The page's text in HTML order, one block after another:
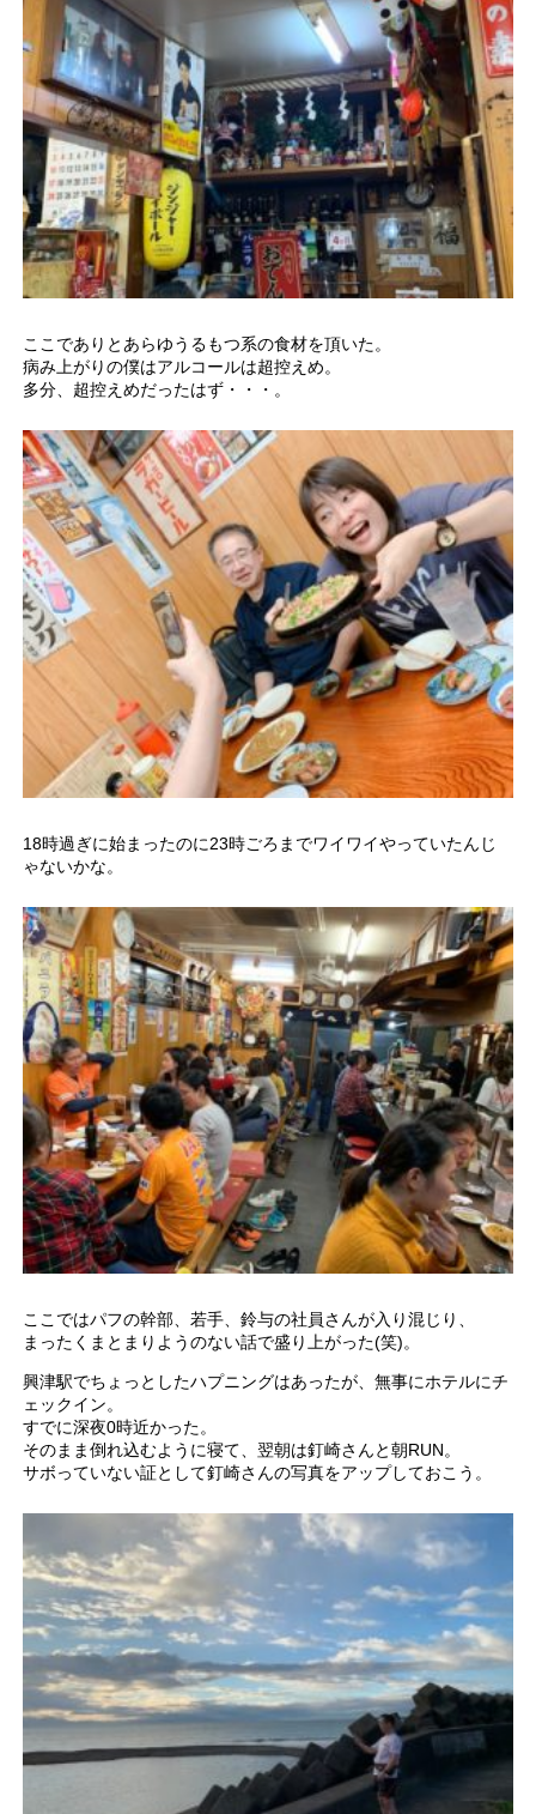
ここでありとあらゆうるもつ系の食材を頂いた。
病み上がりの僕はアルコールは超控えめ。
多分、超控えめだったはず・・・。
18時過ぎに始まったのに23時ごろまでワイワイやっていたんじ
ゃないかな。
ここではパフの幹部、若手、鈴与の社員さんが入り混じり、
まったくまとまりようのない話で盛り上がった(笑)。
興津駅でちょっとしたハプニングはあったが、無事にホテルにチ
ェックイン。
すでに深夜0時近かった。
そのまま倒れ込むように寝て、翌朝は釘崎さんと朝RUN。
サボっていない証として釘崎さんの写真をアップしておこう。